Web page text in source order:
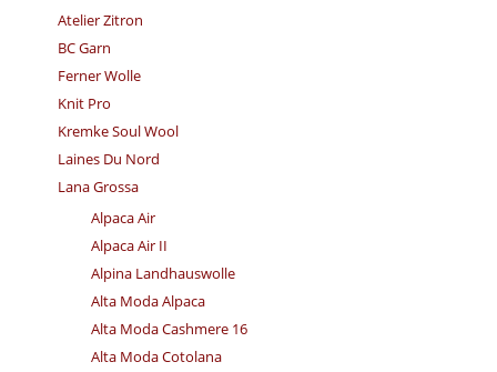
Atelier Zitron
BC Garn
Ferner Wolle
Knit Pro
Kremke Soul Wool
Laines Du Nord
Lana Grossa
Alpaca Air
Alpaca Air II
Alpina Landhauswolle
Alta Moda Alpaca
Alta Moda Cashmere 16
Alta Moda Cotolana